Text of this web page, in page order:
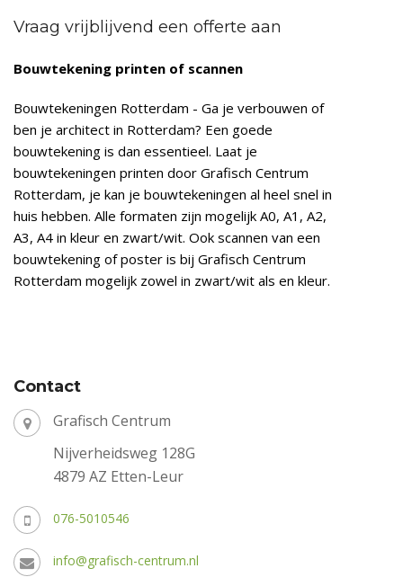
Vraag vrijblijvend een offerte aan
Bouwtekening printen of scannen
Bouwtekeningen Rotterdam - Ga je verbouwen of
ben je architect in Rotterdam? Een goede
bouwtekening is dan essentieel. Laat je
bouwtekeningen printen door Grafisch Centrum
Rotterdam, je kan je bouwtekeningen al heel snel in
huis hebben. Alle formaten zijn mogelijk A0, A1, A2,
A3, A4 in kleur en zwart/wit. Ook scannen van een
bouwtekening of poster is bij Grafisch Centrum
Rotterdam mogelijk zowel in zwart/wit als en kleur.
Contact
Grafisch Centrum
Nijverheidsweg 128G
4879 AZ Etten-Leur
076-5010546
info@grafisch-centrum.nl